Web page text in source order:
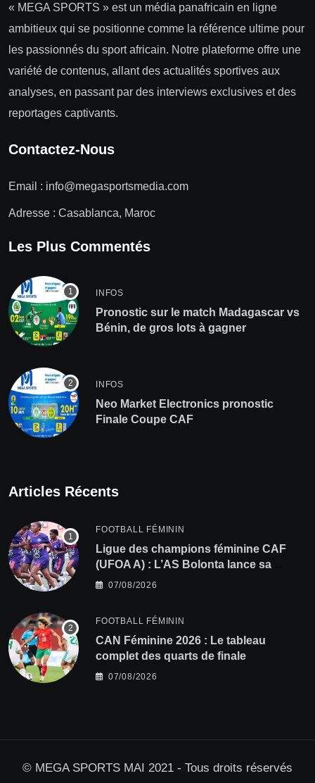
« MEGA SPORTS » est un média panafricain en ligne
ambitieux qui se positionne comme la référence ultime pour
les passionnés du sport africain. Notre plateforme offre une
variété de contenus, allant des actualités sportives aux
analyses, en passant par des interviews exclusives et des
reportages captivants.
Contactez-Nous
Email : info@megasportsmedia.com
Adresse : Casablanca, Maroc
Les Plus Commentés
INFOS
Pronostic sur le match Madagascar vs
Bénin, de gros lots à gagner
INFOS
Neo Market Electronics pronostic
Finale Coupe CAF
Articles Récents
FOOTBALL FÉMININ
Ligue des champions féminine CAF
(UFOA A) : L’AS Bolonta lance sa
conquête de l’Afrique en Gambie
07/08/2026
FOOTBALL FÉMININ
CAN Féminine 2026 : Le tableau
complet des quarts de finale
07/08/2026
© MEGA SPORTS MAI 2021 - Tous droits réservés